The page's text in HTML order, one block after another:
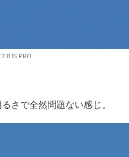
IS PRO
さで全然問題ない感じ。